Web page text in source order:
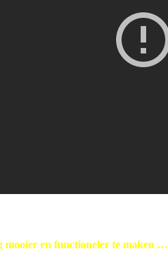
mooier en functioneler te maken …